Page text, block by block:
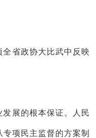
省政协大比武中反映
展的根本保证。人民
项民主监督的方案制